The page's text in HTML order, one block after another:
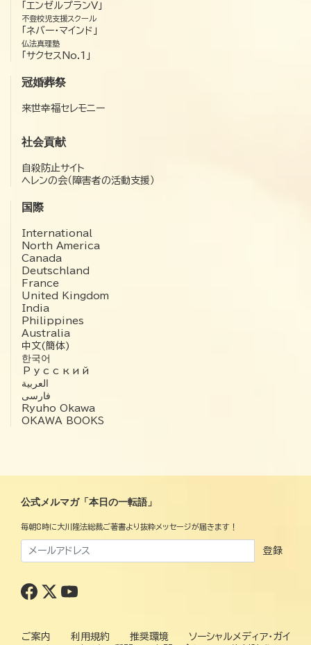
「エンゼルプランV」
不登校児支援スクール
「ネバー・マインド」
仏法真理塾
「サクセスNo.1」
冠婚葬祭
来世幸福セレモニー
社会貢献
自殺防止サイト
ヘレンの会（障害者の活動支援）
国際
International
North America
Canada
Deutschland
France
United Kingdom
India
Philippines
Australia
中文(簡体)
한국어
Русский
العربية‏
فارسی
Ryuho Okawa
OKAWA BOOKS
公式メルマガ「本日の一転語」
毎朝8時に大川隆法総裁ご著書より抜粋メッセージが届きます！
登録
ご案内 利用規約 推奨環境
ソーシャルメディア・ガイ